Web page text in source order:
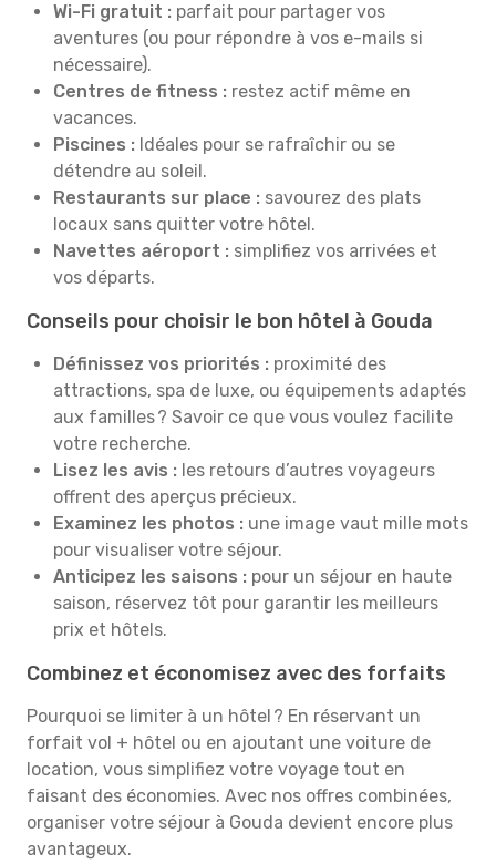
Wi-Fi gratuit : parfait pour partager vos
aventures (ou pour répondre à vos e-mails si
nécessaire).
Centres de fitness : restez actif même en
vacances.
Piscines : Idéales pour se rafraîchir ou se
détendre au soleil.
Restaurants sur place : savourez des plats
locaux sans quitter votre hôtel.
Navettes aéroport : simplifiez vos arrivées et
vos départs.
Conseils pour choisir le bon hôtel à Gouda
Définissez vos priorités : proximité des
attractions, spa de luxe, ou équipements adaptés
aux familles ? Savoir ce que vous voulez facilite
votre recherche.
Lisez les avis : les retours d’autres voyageurs
offrent des aperçus précieux.
Examinez les photos : une image vaut mille mots
pour visualiser votre séjour.
Anticipez les saisons : pour un séjour en haute
saison, réservez tôt pour garantir les meilleurs
prix et hôtels.
Combinez et économisez avec des forfaits
Pourquoi se limiter à un hôtel ? En réservant un
forfait vol + hôtel ou en ajoutant une voiture de
location, vous simplifiez votre voyage tout en
faisant des économies. Avec nos offres combinées,
organiser votre séjour à Gouda devient encore plus
avantageux.